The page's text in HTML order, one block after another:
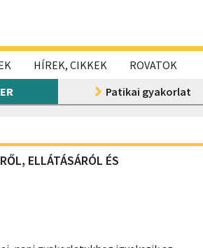
HÍREK, CIKKEK
ROVATOK
Patikai gyakorlat
ELLÁTÁSÁRÓL ÉS